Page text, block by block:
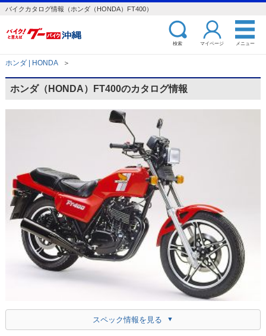
バイクカタログ情報（ホンダ（HONDA）FT400）
検索 マイページ メニュー
ホンダ | HONDA ＞
ホンダ（HONDA）FT400のカタログ情報
スペック情報を見る